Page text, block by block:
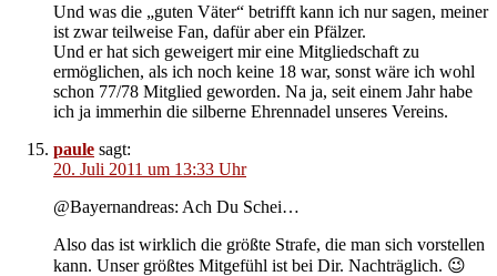
Und was die „guten Väter“ betrifft kann ich nur sagen, meiner
ist zwar teilweise Fan, dafür aber ein Pfälzer.
Und er hat sich geweigert mir eine Mitgliedschaft zu
ermöglichen, als ich noch keine 18 war, sonst wäre ich wohl
schon 77/78 Mitglied geworden. Na ja, seit einem Jahr habe
ich ja immerhin die silberne Ehrennadel unseres Vereins.
paule sagt:
20. Juli 2011 um 13:33 Uhr
@Bayernandreas: Ach Du Schei…
Also das ist wirklich die größte Strafe, die man sich vorstellen
kann. Unser größtes Mitgefühl ist bei Dir. Nachträglich. 😉